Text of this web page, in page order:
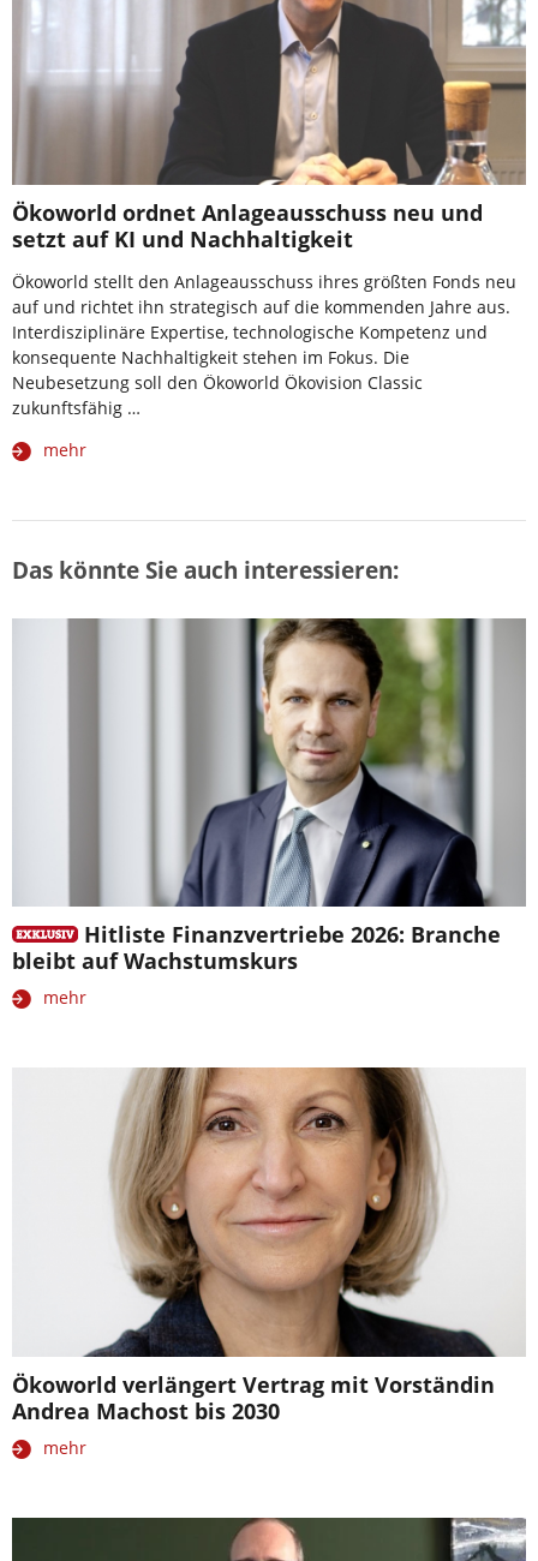
Ökoworld ordnet Anlageausschuss neu und
setzt auf KI und Nachhaltigkeit
Ökoworld stellt den Anlageausschuss ihres größten Fonds neu
auf und richtet ihn strategisch auf die kommenden Jahre aus.
Interdisziplinäre Expertise, technologische Kompetenz und
konsequente Nachhaltigkeit stehen im Fokus. Die
Neubesetzung soll den Ökoworld Ökovision Classic
zukunftsfähig …
mehr
Das könnte Sie auch interessieren:
Hitliste Finanzvertriebe 2026: Branche
bleibt auf Wachstumskurs
mehr
Ökoworld verlängert Vertrag mit Vorständin
Andrea Machost bis 2030
mehr